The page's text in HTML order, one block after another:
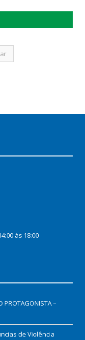
às 18:00
PROTAGONISTA –
de Violência